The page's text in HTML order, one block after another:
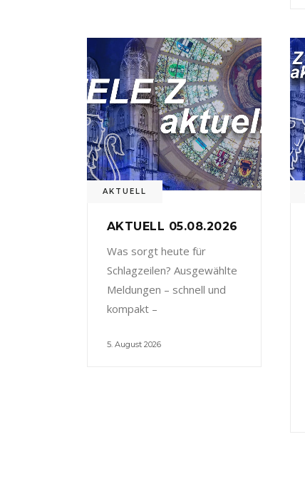
AKTUELL
AKTUELL 05.08.2026
Was sorgt heute für
Schlagzeilen? Ausgewählte
Meldungen – schnell und
kompakt –
5. August 2026